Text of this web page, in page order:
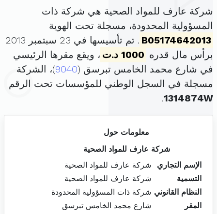
شركة عارف للمواد الصحية هي شركة ذات
المسؤولية المحدودة، مسجلة تحت الهوية
B05174642013
. تم تأسيسها في 23 سبتمبر 2013
برأس مال قدره 1000 د.ت
، ويقع مقرها الرئيسي
في شارع محمد الخامس تبرسق (9040)، الشركة
مسجلة في السجل الوطني للمؤسسات تحت الرقم
1314874W
.
معلومات حول
شركة عارف للمواد الصحية
الإسم التجاري
شركة عارف للمواد الصحية
التسمية
شركة عارف للمواد الصحية
النظام القانوني شركة ذات المسؤولية المحدودة
المقر
شارع محمد الخامس تبرسق